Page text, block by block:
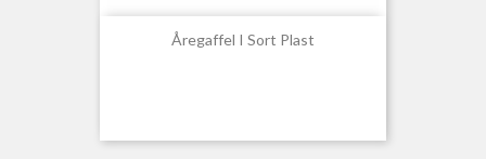
Åregaffel I Sort Plast